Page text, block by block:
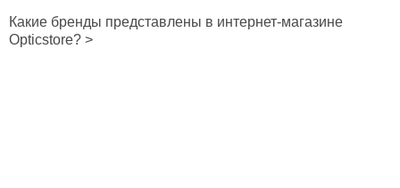
Какие бренды представлены в интернет-магазине
Opticstore? >